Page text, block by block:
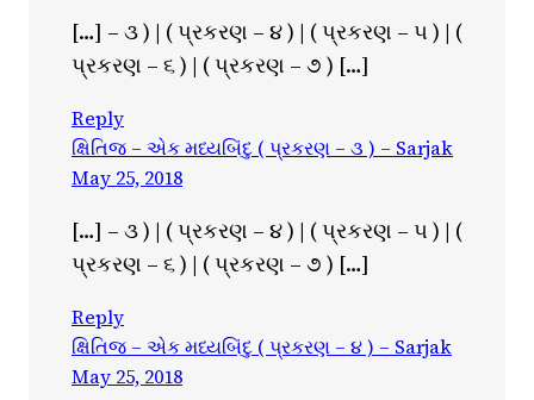
[…] – ૩ ) | ( પ્રકરણ – ૪ ) | ( પ્રકરણ – ૫ ) | (
પ્રકરણ – ૬ ) | ( પ્રકરણ – ૭ ) […]
Reply
ક્ષિતિજ – એક મધ્યબિંદુ ( પ્રકરણ – ૩ ) – Sarjak
May 25, 2018
[…] – ૩ ) | ( પ્રકરણ – ૪ ) | ( પ્રકરણ – ૫ ) | (
પ્રકરણ – ૬ ) | ( પ્રકરણ – ૭ ) […]
Reply
ક્ષિતિજ – એક મધ્યબિંદુ ( પ્રકરણ – ૪ ) – Sarjak
May 25, 2018